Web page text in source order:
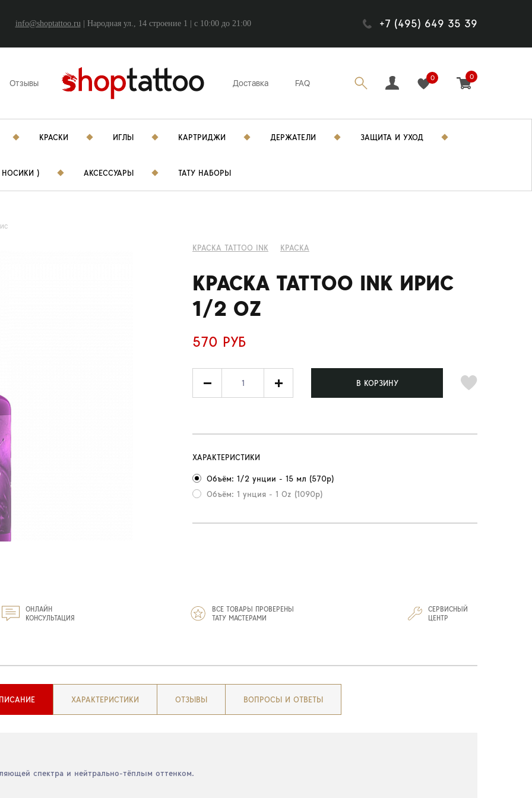
info@shoptattoo.ru| Народная ул., 14 строение 1 | c 10:00 до 21:00 +7 (495) 649 35 39
Отзывы Доставка FAQ
0 0
КРАСКИ ИГЛЫ КАРТРИДЖИ ДЕРЖАТЕЛИ ЗАЩИТА И УХОД
НОСИКИ ) АКСЕССУАРЫ ТАТУ НАБОРЫ
КРАСКА TATTOO INK КРАСКА
КРАСКА TATTOO INK ИРИС
1/2 OZ
570 РУБ
В КОРЗИНУ
ХАРАКТЕРИСТИКИ
Объём: 1/2 унции - 15 мл (570р)
Объём: 1 унция - 1 Oz (1090р)
ОНЛАЙН
КОНСУЛЬТАЦИЯ
ВСЕ ТОВАРЫ ПРОВЕРЕНЫ
ТАТУ МАСТЕРАМИ
СЕРВИСНЫЙ
ЦЕНТР
ХАРАКТЕРИСТИКИ ОТЗЫВЫ ВОПРОСЫ И ОТВЕТЫ
спектра и нейтрально-тёплым оттенком.